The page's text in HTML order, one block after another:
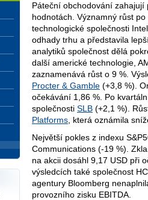
Páteční obchodování
hodnotách. Významný růst po
technologické společnosti
odhady trhu a představila
analytiků společnost dělá
další americké technologie,
zaznamenává růst o 9 %.
Procter & Gamble (+3,8 %).
očekávání 1,86 %. Po
společnosti SLB (+2,1 %).
Platforms , která oznámila
Největší pokles z indexu
Communications (-19 %).
na akcii dosáhl 9,17 USD při
výsledcích také společnost
agentury Bloomberg
provozního zisku EBITDA.